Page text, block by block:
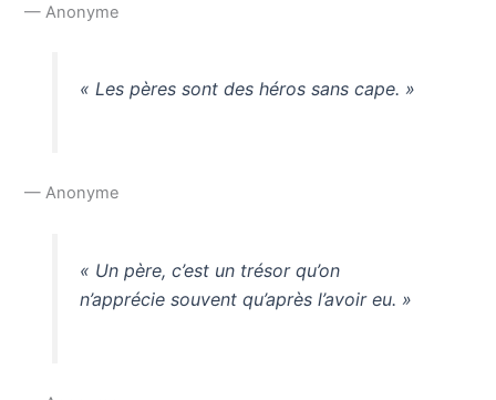
— Anonyme
« Les pères sont des héros sans cape. »
— Anonyme
« Un père, c’est un trésor qu’on
n’apprécie souvent qu’après l’avoir eu. »